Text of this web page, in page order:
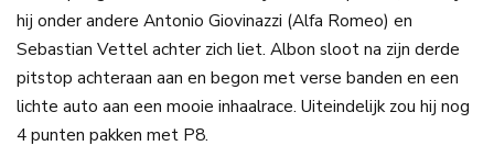
hij onder andere Antonio Giovinazzi (Alfa Romeo) en
Sebastian Vettel achter zich liet. Albon sloot na zijn derde
pitstop achteraan aan en begon met verse banden en een
lichte auto aan een mooie inhaalrace. Uiteindelijk zou hij nog
4 punten pakken met P8.